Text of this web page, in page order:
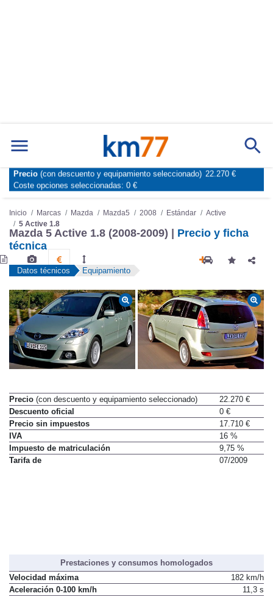
Marcas Comparador de coches
Inicio Marcas Mazda Mazda5 2008 Estándar
Active
5 Active 1.8
Mazda 5 Active 1.8 (2008-2009) | Precio y ficha
técnica
Datos técnicos Equipamiento
Precio (con descuento y equipamiento seleccionado)
22.270 €
Descuento oficial
0 €
Precio sin impuestos
17.710 €
IVA
16 %
Impuesto de matriculación
9,75 %
Tarifa de
07/2009
Prestaciones y consumos homologados
Velocidad máxima
182 km/h
Aceleración 0-100 km/h
11,3 s
Precio (con descuento y equipamiento seleccionado) 22.270 €
Coste opciones seleccionadas: 0 €